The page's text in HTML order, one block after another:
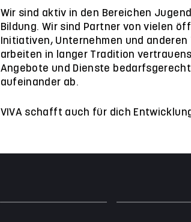
Wir sind aktiv in den Bereichen
Bildung. Wir sind Partner von vielen
Initiativen, Unternehmen und
arbeiten in langer Tradition
Angebote und Dienste
aufeinander ab.
VIVA schafft auch für dich